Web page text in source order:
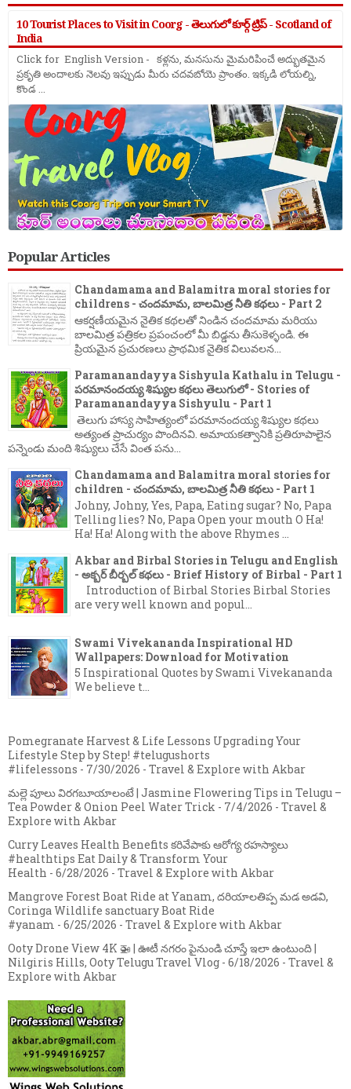
10 Tourist Places to Visit in Coorg - తెలుగులో కూర్గ్ ట్రిప్ - Scotland of
India
Click for English Version - కళ్లను, మనసును మైమరిపించే అద్భుతమైన
ప్రకృతి అందాలకు నెలవు ఇప్పుడు మీరు చదవబోయె ప్రాంతం. ఇక్కడి లోయల్ని,
కొండ ...
Popular Articles
Chandamama and Balamitra moral stories for
childrens - చందమామ, బాలమిత్ర నీతి కథలు - Part 2
ఆకర్షణీయమైన నైతిక కథలతో నిండిన చందమామ మరియు
బాలమిత్ర పత్రికల ప్రపంచంలో మీ బిడ్డను తీసుకెళ్ళండి. ఈ
ప్రియమైన ప్రచురణలు ప్రాథమిక నైతిక విలువలన...
Paramanandayya Sishyula Kathalu in Telugu -
పరమానందయ్య శిష్యుల కథలు తెలుగులో - Stories of
Paramanandayya Sishyulu - Part 1
తెలుగు హాస్య సాహిత్యంలో పరమానందయ్య శిష్యుల కథలు
అత్యంత ప్రాచుర్యం పొందినవి. అమాయకత్వానికి ప్రతిరూపాలైన
పన్నెండు మంది శిష్యులు చేసే వింత పను...
Chandamama and Balamitra moral stories for
children - చందమామ, బాలమిత్ర నీతి కథలు - Part 1
Johny, Johny, Yes, Papa, Eating sugar? No, Papa
Telling lies? No, Papa Open your mouth O Ha!
Ha! Ha! Along with the above Rhymes ...
Akbar and Birbal Stories in Telugu and English
- అక్బర్ బీర్బల్ కథలు - Brief History of Birbal - Part 1
Introduction of Birbal Stories Birbal Stories
are very well known and popul...
Swami Vivekananda Inspirational HD
Wallpapers: Download for Motivation
5 Inspirational Quotes by Swami Vivekananda
We believe t...
Pomegranate Harvest & Life Lessons Upgrading Your
Lifestyle Step by Step! #telugushorts
#lifelessons - 7/30/2026 - Travel & Explore with Akbar
మల్లె పూలు విరగబూయాలంటే | Jasmine Flowering Tips in Telugu –
Tea Powder & Onion Peel Water Trick - 7/4/2026 - Travel &
Explore with Akbar
Curry Leaves Health Benefits కరివేపాకు ఆరోగ్య రహస్యాలు
#healthtips Eat Daily & Transform Your
Health - 6/28/2026 - Travel & Explore with Akbar
Mangrove Forest Boat Ride at Yanam, దరియాలతిప్ప మడ అడవి,
Coringa Wildlife sanctuary Boat Ride
#yanam - 6/25/2026 - Travel & Explore with Akbar
Ooty Drone View 4K 🚁 | ఊటీ నగరం పైనుండి చూస్తే ఇలా ఉంటుంది |
Nilgiris Hills, Ooty Telugu Travel Vlog - 6/18/2026 - Travel &
Explore with Akbar